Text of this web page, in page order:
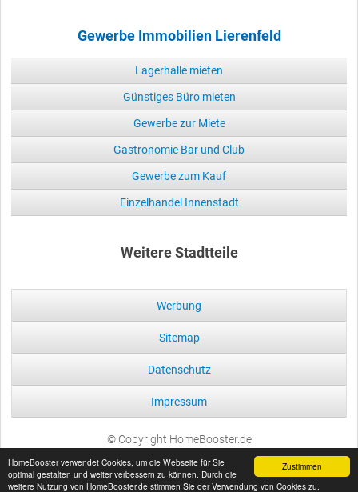
Zustimmen
HomeBooster verwendet Cookies, um die Webseite für Sie
optimal gestalten und weiter verbessern zu können. Durch die
weitere Nutzung von HomeBooster.de stimmen Sie der Verwendung von Cookies zu.
Gewerbe Immobilien Lierenfeld
Lagerhalle mieten
Günstiges Büro mieten
Gewerbe zur Miete
Gastronomie Bar und Club
Gewerbe zum Kauf
Einzelhandel Innenstadt
Weitere Stadtteile
Werbung
Sitemap
Datenschutz
Impressum
© Copyright HomeBooster.de